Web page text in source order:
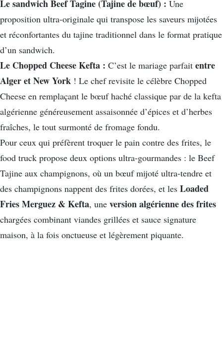
Le sandwich Beef Tagine (Tajine de bœuf) : Une
proposition ultra-originale qui transpose les saveurs mijotées
et réconfortantes du tajine traditionnel dans le format pratique
d’un sandwich.
Le Chopped Cheese Kefta : C’est le mariage parfait entre
Alger et New York ! Le chef revisite le célèbre Chopped
Cheese en remplaçant le bœuf haché classique par de la kefta
algérienne généreusement assaisonnée d’épices et d’herbes
fraîches, le tout surmonté de fromage fondu.
Pour ceux qui préfèrent troquer le pain contre des frites, le
food truck propose deux options ultra-gourmandes : le Beef
Tajine aux champignons, où un bœuf mijoté ultra-tendre et
des champignons nappent des frites dorées, et les Loaded
Fries Merguez & Kefta, une version algérienne des frites
chargées combinant viandes grillées et sauce signature
maison, à la fois onctueuse et légèrement piquante.